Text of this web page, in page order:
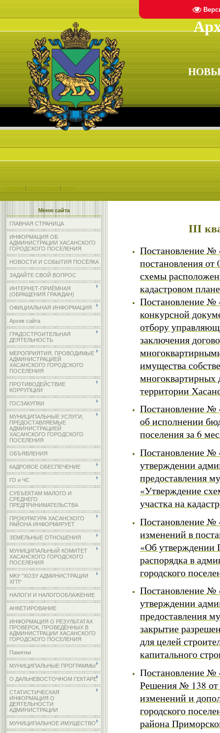
| | Вход
Меню сайта
ГЛАВНАЯ СТРАНИЦА
ИНФОРМАЦИЯ ОБ
АДМИНИСТРАЦИИ ХАСАНСКОГО
ГОРОДСКОГО ПОСЕЛЕНИЯ
НОВОСТИ И СОБЫТИЯ ПОСЁЛКА
ЗАДАЙТЕ СВОЙ ВОПРОС
ИНТЕРНЕТ-ПРИЁМНАЯ
(ОБРАЩЕНИЯ ГРАЖДАН)
ОФИЦИАЛЬНАЯ ИНФОРМАЦИЯ
Архив сайта
ГРАДОСТРОИТЕЛЬНАЯ
ДЕЯТЕЛЬНОСТЬ
МЕРОПРИЯТИЯ, ПРОВОДИМЫЕ
АДМИНИСТРАЦИЕЙ
ХАСАНСКОГО ГОРОДСКОГО
ПОСЕЛЕНИЯ
ПРОТИВОДЕЙСТВИЕ
КОРРУПЦИИ
ГОСЗАКУПКИ
МУНИЦИПАЛЬНЫЕ УСЛУГИ,
ПРЕДОСТАВЛЯЕМЫЕ
АДМИНИСТРАЦИЕЙ
ХАСАНСКОГО ГОРОДСКОГО
ПОСЕЛЕНИЯ
ОБЪЯВЛЕНИЯ
КАДРОВОЕ ОБЕСПЕЧЕНИЕ
ГО и ЧС
СУБЪЕКТАМ МАЛОГО И
СРЕДНЕГО
ПРЕДПРИНИМАТЕЛЬСТВА
ПРОКУРАТУРА ХАСАНСКОГО
РАЙОНА ИНФОРМИРУЕТ
ЗЕМЕЛЬНЫЕ ОТНОШЕНИЯ
МУНИЦИПАЛЬНЫЙ КОМИТЕТ
ХАСАНСКОГО ГОРОДСКОГО
ПОСЕЛЕНИЯ
МКУ "ХОЗУ АДМИНИСТРАЦИИ
ХГП"
НАЛОГИ И НАЛОГООБЛАЖЕНИЕ
АНКЕТИРОВАНИЕ
ИНФОРМАЦИЯ О РЕЗУЛЬТАТАХ
ПРОВЕРОК, ПРОВЕДЁННЫХ В
АДМИНИСТРАЦИИ ХАСАНСКОГО
ГОРОДСКОГО ПОСЕЛЕНИЯ
Памятки
МУНИЦИПАЛЬНЫЕ ПРОГРАММЫ
О ДАЛЬНЕВОСТОЧНОМ ГЕКТАРЕ
СТАТИСТИЧЕСКАЯ
ИНФОРМАЦИЯ О
ДЕЯТЕЛЬНОСТИ
АДМИНИСТРАЦИИ
МУНИЦИПАЛЬНОЕ ИМУЩЕСТВО
III
Постановление №
постановления
схемы
кадастровом
Постановление №
конкурсной
отбору
заключения
имущества
территории
Постановление №
об исполнении
поселения за 6
Постановление №
утверждении
предоставления
«Утверждение
участка на
Постановление №
изменений в
«Об утверждении
распорядка в
городского
Постановление №
утверждении
предоставления
закрытие
для целей
капитального
Постановление №
Решения № 138 от
изменений и
городского
района